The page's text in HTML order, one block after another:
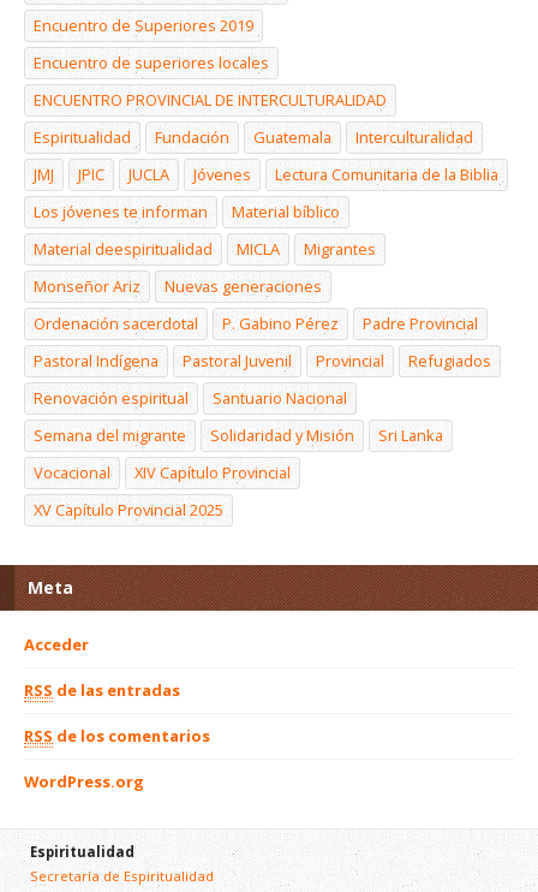
Encuentro de Superiores 2019
Encuentro de superiores locales
ENCUENTRO PROVINCIAL DE INTERCULTURALIDAD
Espiritualidad
Fundación Guatemala
Interculturalidad
JMJ
JPIC JUCLA Jóvenes
Lectura Comunitaria de la Biblia
Los jóvenes te informan
Material bíblico
Material deespiritualidad
MICLA
Migrantes
Monseñor Ariz
Nuevas generaciones
Ordenación sacerdotal
P. Gabino Pérez
Padre Provincial
Pastoral Indígena
Pastoral Juvenil Provincial
Refugiados
Renovación espiritual
Santuario Nacional
Semana del migrante
Solidaridad y Misión
Sri Lanka
Vocacional
XIV Capítulo Provincial
XV Capítulo Provincial 2025
Meta
Acceder
RSS de las entradas
RSS de los comentarios
WordPress.org
Espiritualidad
Secretaría de Espiritualidad